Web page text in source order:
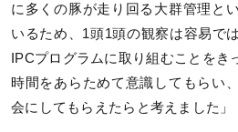
に多くの豚が走り回る大群管理と
いるため、1頭1頭の観察は容易で
IPCプログラムに取り組むことをき
時間をあらためて意識してもらい
会にしてもらえたらと考えました」